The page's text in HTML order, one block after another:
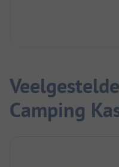
Camping